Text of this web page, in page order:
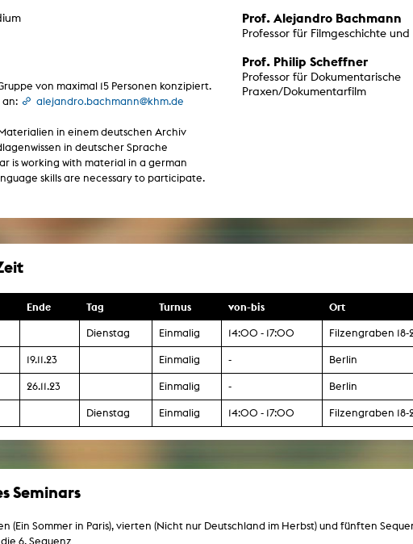
von maximal 15 Personen konzipiert.
an:
alejandro.bachmann@khm.de
in einem deutschen Archiv
in deutscher Sprache
is working with material in a german
skills are necessary to participate.
Prof. Alejandro Bachmann
Professor für Filmgeschichte
Prof. Philip Scheffner
Professor für Dokumentarische
Praxen/Dokumentarfilm
Ende Tag Turnus von-bis Ort
Dienstag Einmalig 14:00 - 17:00 Filzengraben 18-
19.11.23 Einmalig - Berlin
26.11.23 Einmalig - Berlin
Dienstag Einmalig 14:00 - 17:00 Filzengraben 18-
Seminars
(Ein Sommer in Paris), vierten (Nicht nur Deutschland im Herbst) und fünften
6. Sequenz
Storytelling
Materialbegriff
Ästhetik
/ Studios
Labor
Studio
Ausleihe
ÜBER UNS
Gleichstellung